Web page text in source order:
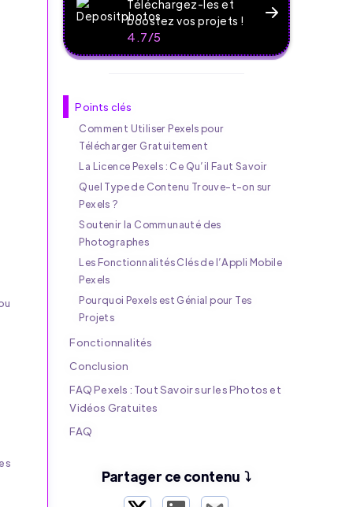
Téléchargez-les et
boostez vos projets !
4.7/5
Points clés
Comment Utiliser Pexels pour
Télécharger Gratuitement
La Licence Pexels : Ce Qu’il Faut Savoir
Quel Type de Contenu Trouve-t-on sur
Pexels ?
Soutenir la Communauté des
Photographes
Les Fonctionnalités Clés de l’Appli Mobile
Pexels
Pourquoi Pexels est Génial pour Tes
Projets
Fonctionnalités
Conclusion
FAQ Pexels : Tout Savoir sur les Photos et
Vidéos Gratuites
FAQ
Partager ce contenu ⤵️